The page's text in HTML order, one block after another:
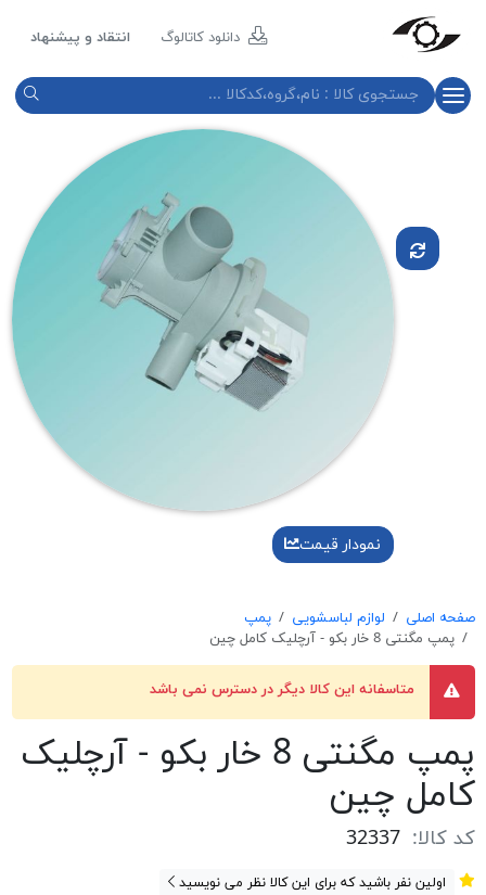
دانلود کاتالوگ انتقاد و پیشنهاد
نمودار قیمت
صفحه اصلی لوازم لباسشویی
پمپ
پمپ مگنتی 8 خار بکو - آرچلیک کامل چین
متاسفانه این کالا دیگر در دسترس نمی باشد
پمپ مگنتی 8 خار بکو - آرچلیک
کامل چین
کد کالا: 32337
اولین نفر باشید که برای این کالا نظر می نویسید